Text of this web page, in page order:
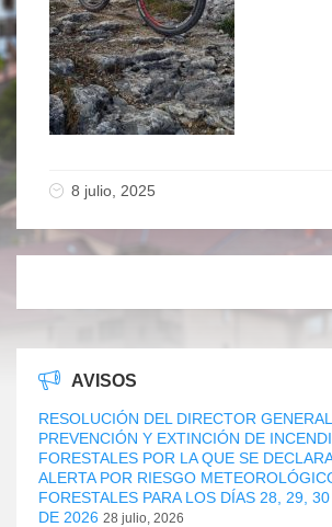
8 julio, 2025
AVISOS
RESOLUCIÓN DEL DIRECTOR
PREVENCIÓN Y EXTINCIÓN DE
FORESTALES POR LA QUE SE
ALERTA POR RIESGO
FORESTALES PARA LOS DÍAS 28, 29,
DE 2026 28 julio, 2026